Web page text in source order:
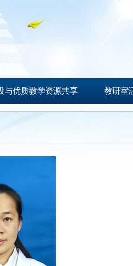
与优质教学资源共享 教研室